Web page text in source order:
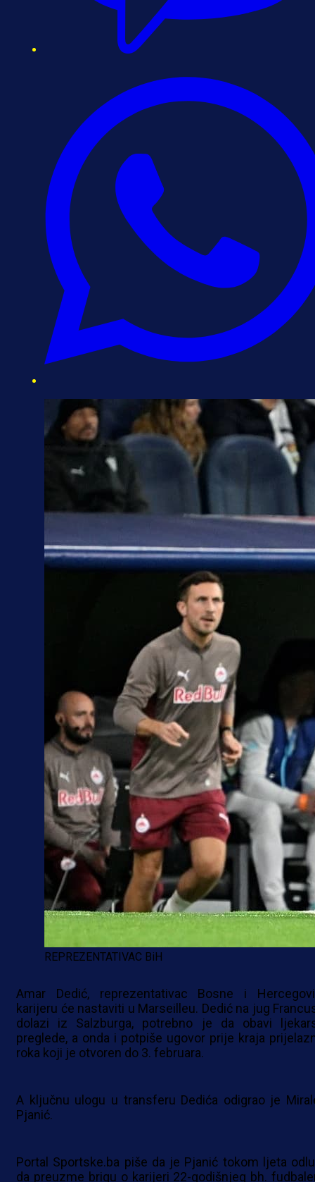
REPREZENTATIVAC BiH
Amar Dedić, reprezentativac Bosne i
karijeru će nastaviti u Marseilleu. Dedić na jug
dolazi iz Salzburga, potrebno je da obavi
preglede, a onda i potpiše ugovor prije kraja
roka koji je otvoren do 3. februara.
A ključnu ulogu u transferu Dedića odigrao je
Pjanić.
Portal Sportske.ba piše da je Pjanić tokom ljeta
da preuzme brigu o karijeri 22-godišnjeg bh.